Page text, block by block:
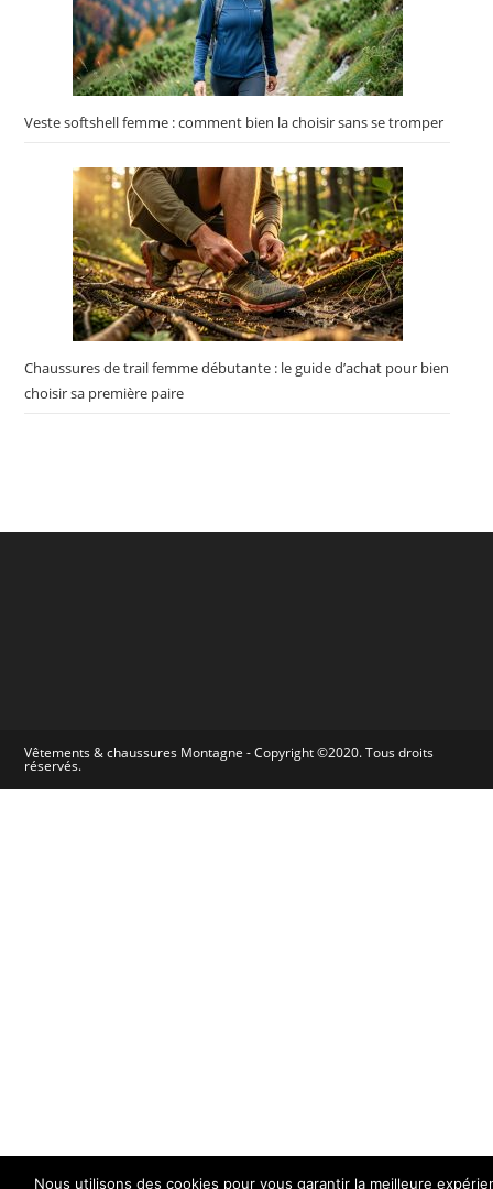
Veste softshell femme : comment bien la choisir sans se tromper
Chaussures de trail femme débutante : le guide d’achat pour bien
choisir sa première paire
Vêtements & chaussures Montagne - Copyright ©2020. Tous droits
réservés.
Nous utilisons des cookies pour vous garantir la meilleure